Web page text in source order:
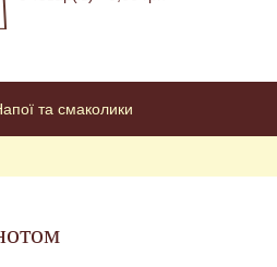
та смаколики